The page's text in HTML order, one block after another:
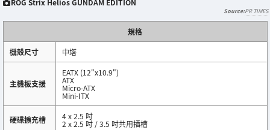
ROG Strix Helios GUNDAM EDITION
PR TIMES
規格
機殼尺寸
中塔
主機板支援
EATX (12"x10.9")
ATX
Micro-ATX
Mini-ITX
硬碟擴充槽 4 x 2.5 吋
2 x 2.5 吋 / 3.5 吋共用插槽